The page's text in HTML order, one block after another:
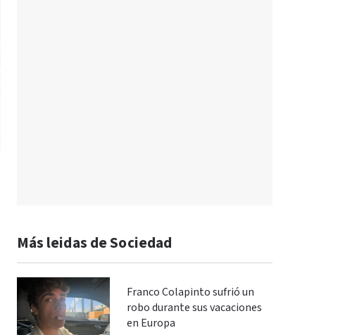
Más leidas de Sociedad
Franco Colapinto sufrió un
robo durante sus vacaciones
en Europa